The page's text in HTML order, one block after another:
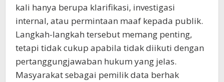
kali hanya berupa klarifikasi, investigasi
internal, atau permintaan maaf kepada publik.
Langkah-langkah tersebut memang penting,
tetapi tidak cukup apabila tidak diikuti dengan
pertanggungjawaban hukum yang jelas.
Masyarakat sebagai pemilik data berhak